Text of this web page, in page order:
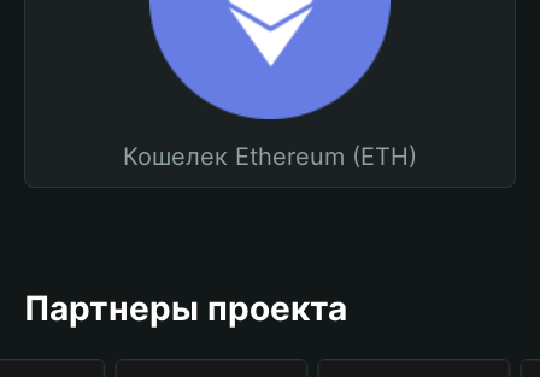
Кошелек Ethereum (ETH)
Партнеры проекта